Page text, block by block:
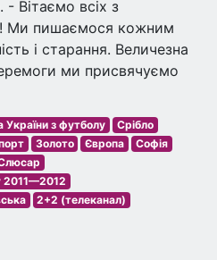
Вітаємо всіх з
Ми пишаємося кожним
і старання. Величезна
ми присвячуємо
України з футболу
Срібло
Золото Європа
Софія
2011—2012
2+2 (телеканал)